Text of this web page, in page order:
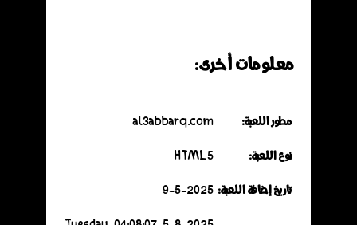
معلومات أخرى:
مطور اللعبة:
al3abbarq.com
نوع اللعبة:
HTML5
تاريخ إضافة اللعبة: 9-5-2025